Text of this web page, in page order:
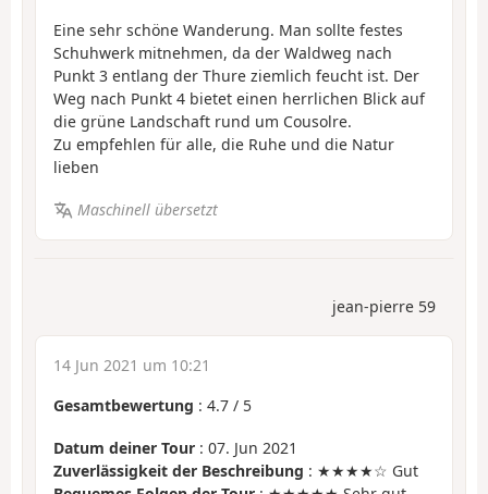
Eine sehr schöne Wanderung. Man sollte festes
Schuhwerk mitnehmen, da der Waldweg nach
Punkt 3 entlang der Thure ziemlich feucht ist. Der
Weg nach Punkt 4 bietet einen herrlichen Blick auf
die grüne Landschaft rund um Cousolre.
Zu empfehlen für alle, die Ruhe und die Natur
lieben
Maschinell übersetzt
jean-pierre 59
14 Jun 2021 um 10:21
Gesamtbewertung : 4.7 / 5
Datum deiner Tour : 07. Jun 2021
Zuverlässigkeit der Beschreibung : ★★★★☆ Gut